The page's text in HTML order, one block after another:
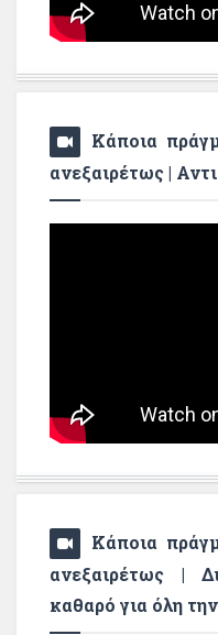
Κάποια
ανεξαιρέτως |
Κάποια
ανεξαιρέτως |
καθαρό για όλη